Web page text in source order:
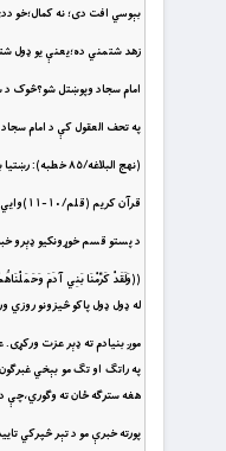
بېوسي افت دى؛ نه کمال؛خو
زهد شتمني ده؛يعنې يو ډول
امام سجاد وپوښتل شو؟څوک
په تحف العقول کې د امام
(نهج البلاغه/٨٥ خطبه): رښتيا بشر ته شرف او کرامت دى او دروغ پستي ده. رښتين ستر دى او و به وژغورل شي او دروغجن به د خوارۍ کندې ته ګوزار شي.
قرآن کريم (قلم/١٠-١١)وايي: ((وَلَا تُطِعْ كُلَّ حَلَّافٍ مَّهِينٍ. هَمَّازٍ مَّشَّاء بِنَمِيمٍ = او د هر يوه سپك،ډېر قسم خور مه منه؛ هغه چې ډېرعيبونه لټوي او خبر لوڅي کوي.))
د پستو قسم خوړونکيو ډېرو
((وَلَقَدْ كَرَّمْنَا بَنِي آدَمَ
له ډول ډول پاكو څيزونو روزي
موږ بنيادم ته ډېر عزت
په راتګ او تګ مو بېخي
هغه سترګه ځان ته وګوري،چې
پورته خبرې مو د تېر څپرکي